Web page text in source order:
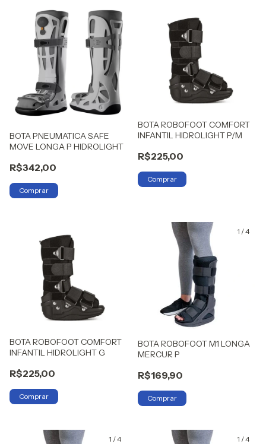
BOTA PNEUMATICA SAFE
MOVE LONGA P HIDROLIGHT
R$342,00
BOTA ROBOFOOT COMFORT
INFANTIL HIDROLIGHT P/M
R$225,00
BOTA ROBOFOOT COMFORT
INFANTIL HIDROLIGHT G
R$225,00
1 /4
BOTA ROBOFOOT M1 LONGA
MERCUR P
R$169,90
1 /4 1 /4